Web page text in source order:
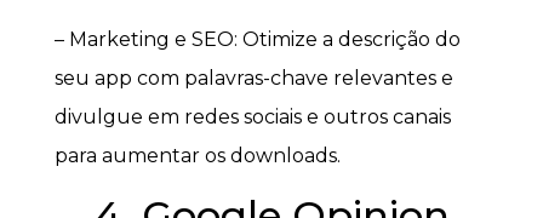
– Marketing e SEO: Otimize a descrição do
seu app com palavras-chave relevantes e
divulgue em redes sociais e outros canais
para aumentar os downloads.